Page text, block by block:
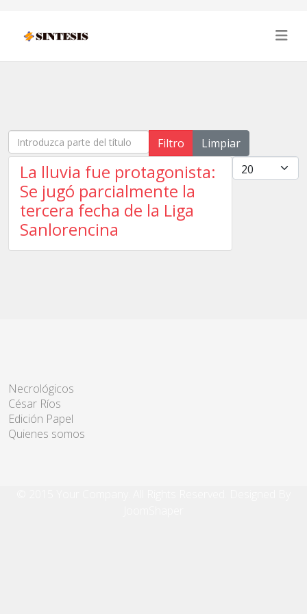
Introduzca parte del título Filtro
Limpiar
Cantidad
La lluvia fue protagonista:
Se jugó parcialmente la
tercera fecha de la Liga
Sanlorencina
Necrológicos
César Ríos
Edición Papel
Quienes somos